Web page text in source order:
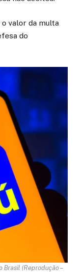
valor da multa
do
Brasil (Reprodução –